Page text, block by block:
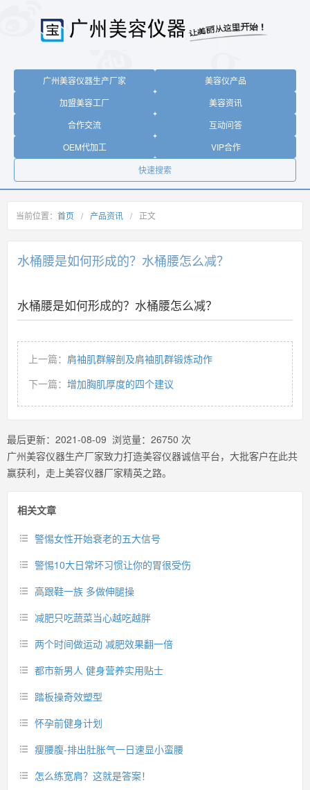
广州美容仪器生产厂家
美容仪产品
加盟美容工厂
美容资讯
合作交流
互动问答
OEM代加工
VIP合作
快速搜索
当前位置： 首页 / 产品资讯 / 正文
水桶腰是如何形成的？水桶腰怎么减？
水桶腰是如何形成的？水桶腰怎么减？
上一篇： 肩袖肌群解剖及肩袖肌群锻炼动作
下一篇： 增加胸肌厚度的四个建议
最后更新： 2021-08-09 浏览量： 26750 次
广州美容仪器生产厂家致力打造美容仪器诚信平台，大批客户在此共
赢获利，走上美容仪器厂家精英之路。
相关文章
警惕女性开始衰老的五大信号
警惕10大日常坏习惯让你的胃很受伤
高跟鞋一族 多做伸腿操
减肥只吃蔬菜当心越吃越胖
两个时间做运动 减肥效果翻一倍
都市新男人 健身营养实用贴士
踏板操奇效塑型
怀孕前健身计划
瘦腰腹-排出肚胀气一日速显小蛮腰
怎么练宽肩？这就是答案！